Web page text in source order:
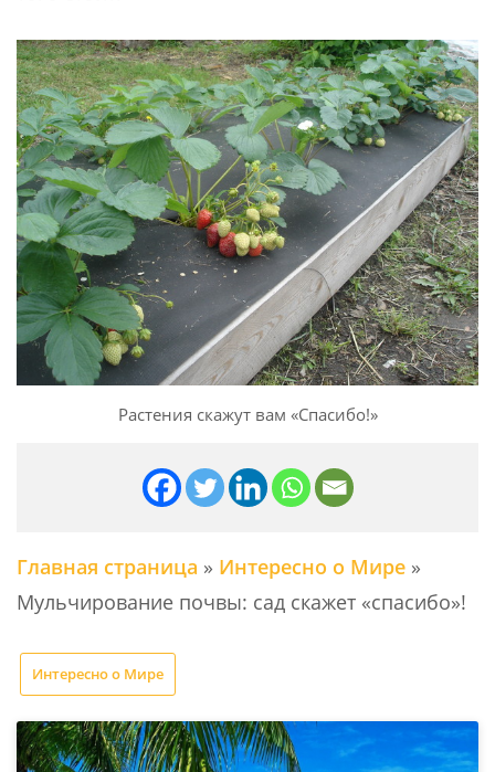
Растения скажут вам «Спасибо!»
Главная страница » Интересно о Мире »
Мульчирование почвы: сад скажет «спасибо»!
Интересно о Мире